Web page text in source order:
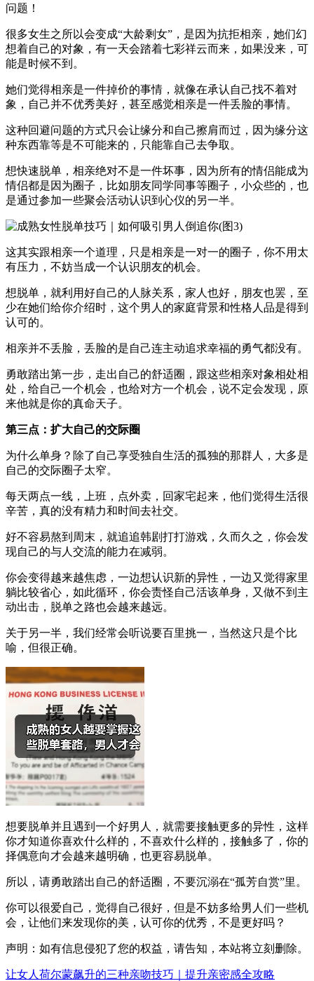
问题！
很多女生之所以会变成“大龄剩女”，是因为抗拒相亲，她们幻
想着自己的对象，有一天会踏着七彩祥云而来，如果没来，可
能是时候不到。
她们觉得相亲是一件掉价的事情，就像在承认自己找不着对
象，自己并不优秀美好，甚至感觉相亲是一件丢脸的事情。
这种回避问题的方式只会让缘分和自己擦肩而过，因为缘分这
种东西靠等是不可能来的，只能靠自己去争取。
想快速脱单，相亲绝对不是一件坏事，因为所有的情侣能成为
情侣都是因为圈子，比如朋友同学同事等圈子，小众些的，也
是通过参加一些聚会活动认识到心仪的另一半。
这其实跟相亲一个道理，只是相亲是一对一的圈子，你不用太
有压力，不妨当成一个认识朋友的机会。
想脱单，就利用好自己的人脉关系，家人也好，朋友也罢，至
少在她们给你介绍时，这个男人的家庭背景和性格人品是得到
认可的。
相亲并不丢脸，丢脸的是自己连主动追求幸福的勇气都没有。
勇敢踏出第一步，走出自己的舒适圈，跟这些相亲对象相处相
处，给自己一个机会，也给对方一个机会，说不定会发现，原
来他就是你的真命天子。
第三点：扩大自己的交际圈
为什么单身？除了自己享受独自生活的孤独的那群人，大多是
自己的交际圈子太窄。
每天两点一线，上班，点外卖，回家宅起来，他们觉得生活很
辛苦，真的没有精力和时间去社交。
好不容易熬到周末，就追追韩剧打打游戏，久而久之，你会发
现自己的与人交流的能力在减弱。
你会变得越来越焦虑，一边想认识新的异性，一边又觉得家里
躺比较省心，如此循环，你会责怪自己活该单身，又做不到主
动出击，脱单之路也会越来越远。
关于另一半，我们经常会听说要百里挑一，当然这只是个比
喻，但很正确。
想要脱单并且遇到一个好男人，就需要接触更多的异性，这样
你才知道你喜欢什么样的，不喜欢什么样的，接触多了，你的
择偶意向才会越来越明确，也更容易脱单。
所以，请勇敢踏出自己的舒适圈，不要沉溺在“孤芳自赏”里。
你可以很爱自己，觉得自己很好，但是不妨多给男人们一些机
会，让他们来发现你的美，认可你的优秀，不是更好吗？
声明：如有信息侵犯了您的权益，请告知，本站将立刻删除。
让女人荷尔蒙飙升的三种亲吻技巧｜提升亲密感全攻略